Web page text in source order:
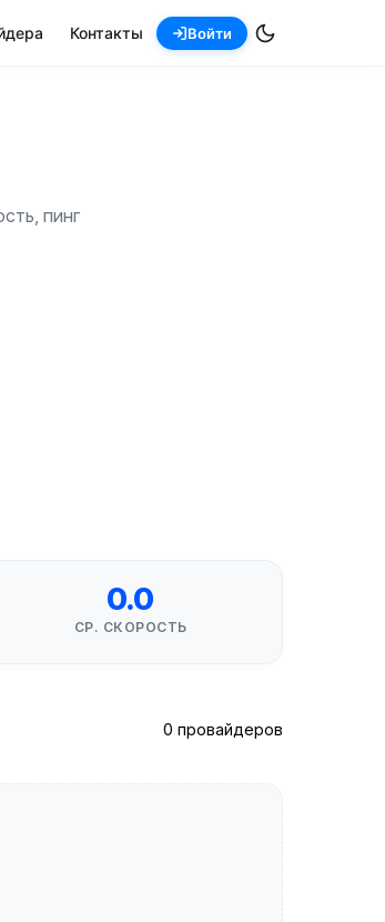
Контакты Войти
пинг
0.0
СР. СКОРОСТЬ
0 провайдеров